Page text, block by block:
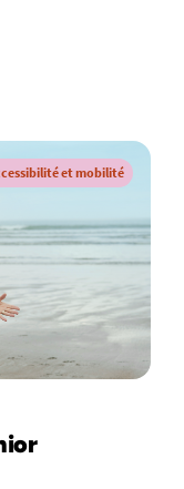
et mobilité